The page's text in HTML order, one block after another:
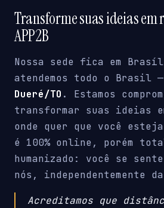
Transforme suas ideias em
APP2B
Nossa sede fica em
atendemos todo o Brasil
Dueré/TO . Estamos
transformar suas ideias
onde quer que você
é 100% online, porém
humanizado: você se
nós, independentemente
Acreditamos que